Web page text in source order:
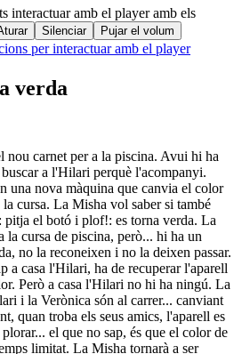
interactuar amb el player amb els
Silenciar
Pujar el volum
per interactuar amb el player
verda
nou carnet per a la piscina. Avui hi ha
a l'Hilari perquè l'acompanyi.
una nova màquina que canvia el color
cursa. La Misha vol saber si també
pitja el botó i plof!: es torna verda. La
la cursa de piscina, però... hi ha un
no la reconeixen i no la deixen passar.
a casa l'Hilari, ha de recuperar l'aparell
Però a casa l'Hilari no hi ha ningú. La
i la Verònica són al carrer... canviant
quan troba els seus amics, l'aparell es
el que no sap, és que el color de
limitat. La Misha tornarà a ser